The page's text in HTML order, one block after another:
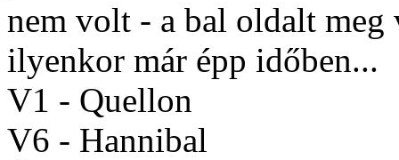
nem volt - a bal oldalt
ilyenkor már épp időben...
V1 - Quellon
V6 - Hannibal